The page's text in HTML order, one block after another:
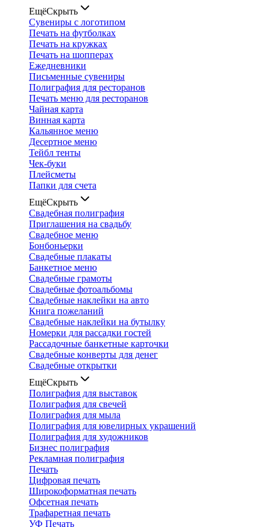
ЕщёСкрыть
Сувениры с логотипом
Печать на футболках
Печать на кружках
Печать на шопперах
Ежедневники
Письменные сувениры
Полиграфия для ресторанов
Печать меню для ресторанов
Чайная карта
Винная карта
Кальянное меню
Десертное меню
Тейбл тенты
Чек-буки
Плейсметы
Папки для счета
ЕщёСкрыть
Свадебная полиграфия
Приглашения на свадьбу
Свадебное меню
Бонбоньерки
Свадебные плакаты
Банкетное меню
Свадебные грамоты
Свадебные фотоальбомы
Свадебные наклейки на авто
Книга пожеланий
Свадебные наклейки на бутылку
Номерки для рассадки гостей
Рассадочные банкетные карточки
Свадебные конверты для денег
Свадебные открытки
ЕщёСкрыть
Полиграфия для выставок
Полиграфия для свечей
Полиграфия для мыла
Полиграфия для ювелирных украшений
Полиграфия для художников
Бизнес полиграфия
Рекламная полиграфия
Печать
Цифровая печать
Широкоформатная печать
Офсетная печать
Трафаретная печать
УФ Печать